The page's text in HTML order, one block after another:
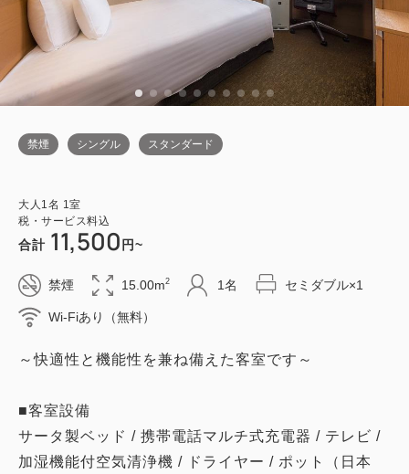
禁煙 シングル スタンダード
大人 1 名 1 室
税・サービス料込
合計 11,500 円~
禁煙 15.00m2 1名 セミダブル×1
Wi-Fiあり（無料）
～快適性と機能性を兼ね備えた客室です～
■客室設備
サータ製ベッド / 携帯電話マルチ式充電器 / テレビ /
加湿機能付空気清浄機 / ドライヤー / ポット（日本